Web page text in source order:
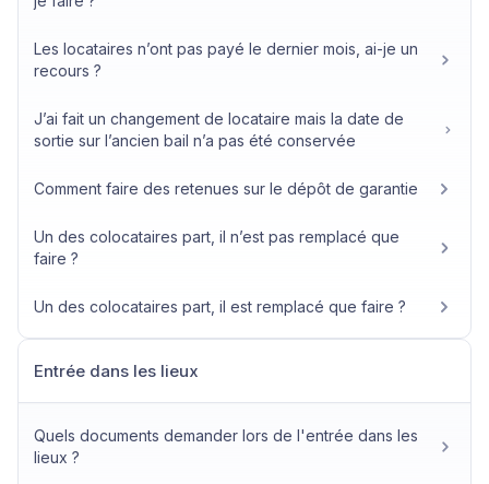
Les locataires n’ont pas payé le dernier mois, ai-je un
recours ?
J’ai fait un changement de locataire mais la date de
sortie sur l’ancien bail n’a pas été conservée
Comment faire des retenues sur le dépôt de garantie
Un des colocataires part, il n’est pas remplacé que
faire ?
Un des colocataires part, il est remplacé que faire ?
Entrée dans les lieux
Quels documents demander lors de l'entrée dans les
lieux ?